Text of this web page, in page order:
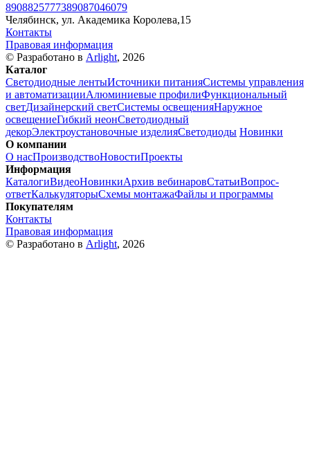
8908825777389087046079
Челябинск, ул. Академика Королева,15
Контакты
Правовая информация
© Разработано в Arlight, 2026
Каталог
Светодиодные лентыИсточники питанияСистемы управления
и автоматизацииАлюминиевые профилиФункциональный
светДизайнерский светСистемы освещенияНаружное
освещениеГибкий неонСветодиодный
декорЭлектроустановочные изделияСветодиоды Новинки
О компании
О насПроизводствоНовостиПроекты
Информация
КаталогиВидеоНовинкиАрхив вебинаровСтатьиВопрос-
ответКалькуляторыСхемы монтажаФайлы и программы
Покупателям
Контакты
Правовая информация
© Разработано в Arlight, 2026